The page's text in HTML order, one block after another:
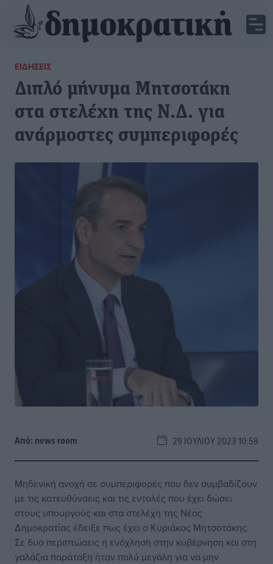
ΕΙΔΉΣΕΙΣ
Διπλό μήνυμα Μητσοτάκη
στα στελέχη της Ν.Δ. για
ανάρμοστες συμπεριφορές
Από: news room 29 ΙΟΥΛΊΟΥ 2023 10:59
Μηδενική ανοχή σε συμπεριφορές που δεν συμβαδίζουν
με τις κατευθύνσεις και τις εντολές που έχει δώσει
στους υπουργούς και στα στελέχη της Νέας
Δημοκρατίας έδειξε πως έχει ο Κυριάκος Μητσοτάκης.
Σε δυο περιπτώσεις η ενόχληση στην κυβέρνηση και στη
γαλάζια παράταξη ήταν πολύ μεγάλη για να μην